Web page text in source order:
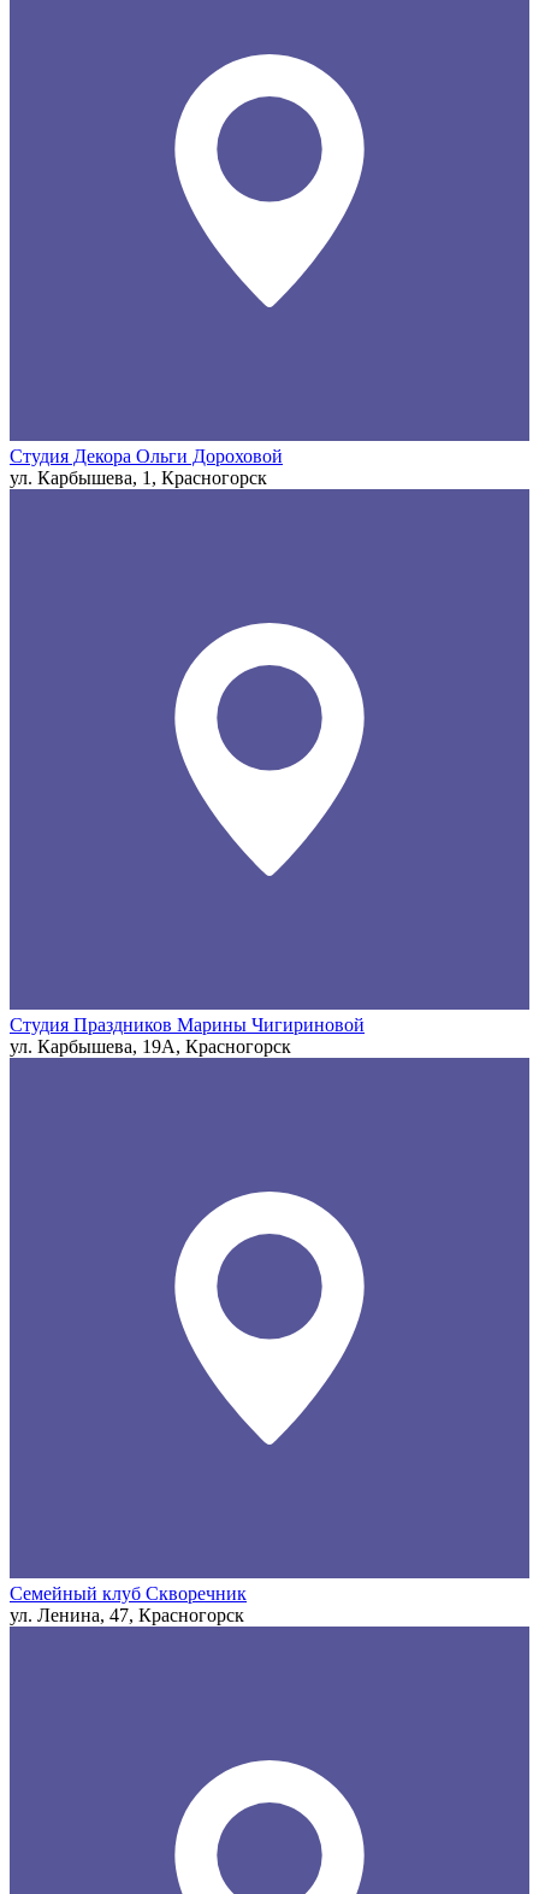
Студия Декора Ольги Дороховой
ул. Карбышева, 1, Красногорск
Студия Праздников Марины Чигириновой
ул. Карбышева, 19А, Красногорск
Семейный клуб Скворечник
ул. Ленина, 47, Красногорск